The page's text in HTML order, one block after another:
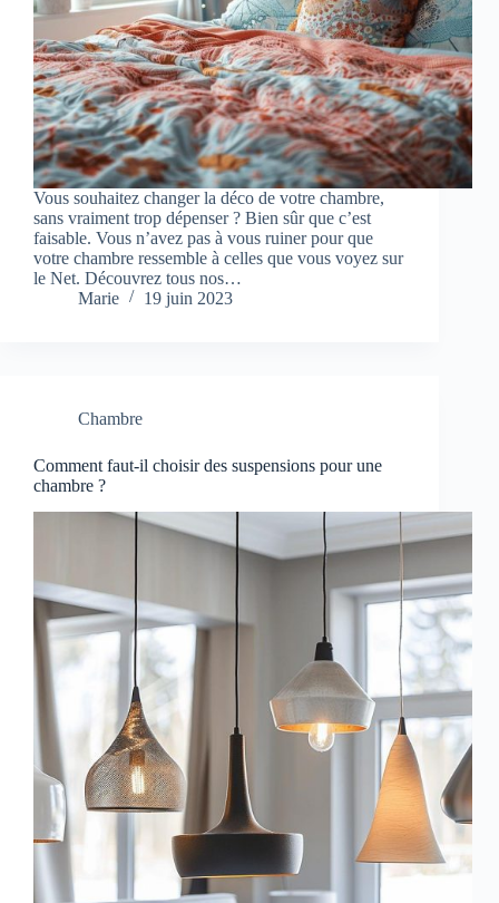
Vous souhaitez changer la déco de votre chambre,
sans vraiment trop dépenser ? Bien sûr que c’est
faisable. Vous n’avez pas à vous ruiner pour que
votre chambre ressemble à celles que vous voyez sur
le Net. Découvrez tous nos…
Marie
19 juin 2023
Chambre
Comment faut-il choisir des suspensions pour une
chambre ?